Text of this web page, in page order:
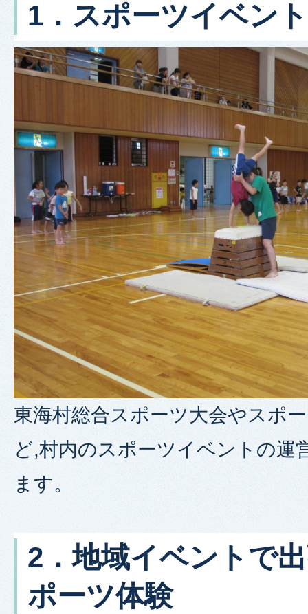
1．スポーツイベン
東海村総合スポーツ大会やスポ
ど,村内のスポーツイベントの運
ます。
2．地域イベントで
ポーツ体験